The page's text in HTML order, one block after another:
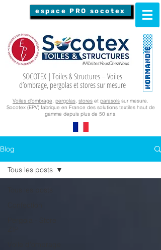
espace PRO socotex
SOCOTEX | Toiles & Structures – Voiles
d’ombrage, pergolas et stores sur mesure
Voiles d’ombrage, pergolas, stores et parasols sur mesure.
Socotex (EPV) fabrique en France des solutions textiles haut de
gamme depuis plus de 50 ans.
Blog
Tous les posts